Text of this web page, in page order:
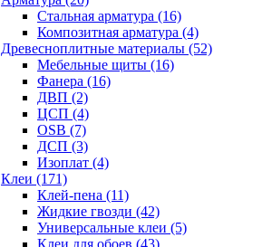
Стальная арматура (16)
Композитная арматура (4)
Древесноплитные материалы (52)
Мебельные щиты (16)
Фанера (16)
ДВП (2)
ЦСП (4)
OSB (7)
ДСП (3)
Изоплат (4)
Клеи (171)
Клей-пена (11)
Жидкие гвозди (42)
Универсальные клеи (5)
Клеи для обоев (43)